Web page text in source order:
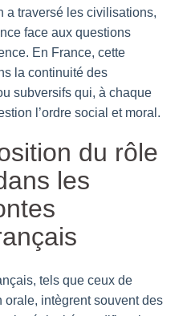
a traversé les civilisations,
face aux questions
En France, cette
la continuité des
subversifs qui, à chaque
l’ordre social et moral.
du rôle
les
tels que ceux de
orale, intègrent souvent des